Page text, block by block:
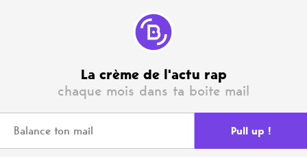
La crème de l'actu rap
chaque mois dans ta boite mail